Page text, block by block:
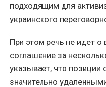
подходящим для
украинского
При этом речь не идет
соглашение за
указывает, что позиции
значительно